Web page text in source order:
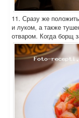
11. Сразу же
и луком, а также
отваром. Когда борщ